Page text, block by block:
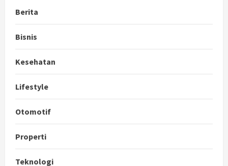
Berita
Bisnis
Kesehatan
Lifestyle
Otomotif
Properti
Teknologi